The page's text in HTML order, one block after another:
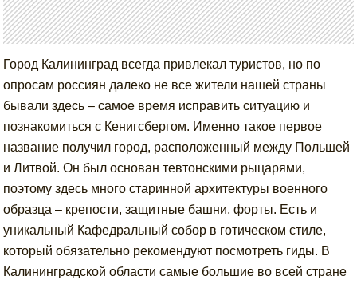
Город Калининград всегда привлекал туристов, но по
опросам россиян далеко не все жители нашей страны
бывали здесь – самое время исправить ситуацию и
познакомиться с Кенигсбергом. Именно такое первое
название получил город, расположенный между Польшей
и Литвой. Он был основан тевтонскими рыцарями,
поэтому здесь много старинной архитектуры военного
образца – крепости, защитные башни, форты. Есть и
уникальный Кафедральный собор в готическом стиле,
который обязательно рекомендуют посмотреть гиды. В
Калининградской области самые большие во всей стране